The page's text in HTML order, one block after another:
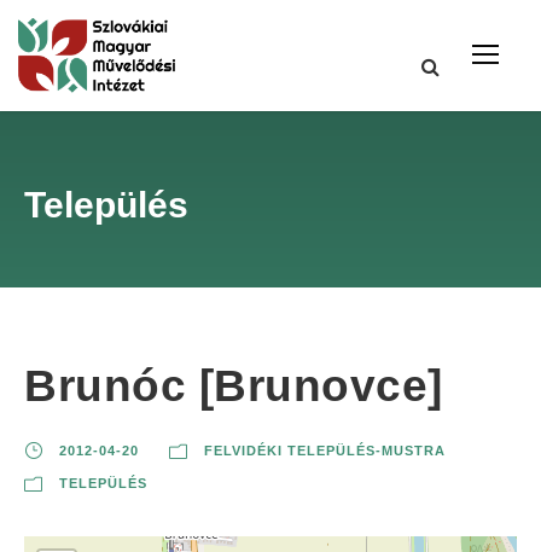
Település
Brunóc [Brunovce]
2012-04-20 FELVIDÉKI TELEPÜLÉS-MUSTRA
TELEPÜLÉS